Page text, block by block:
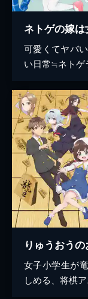
ネトゲの嫁
可愛くてヤバ
い日常≒ネトゲ
りゅうおうの
女子小学生が
しめる、将棋